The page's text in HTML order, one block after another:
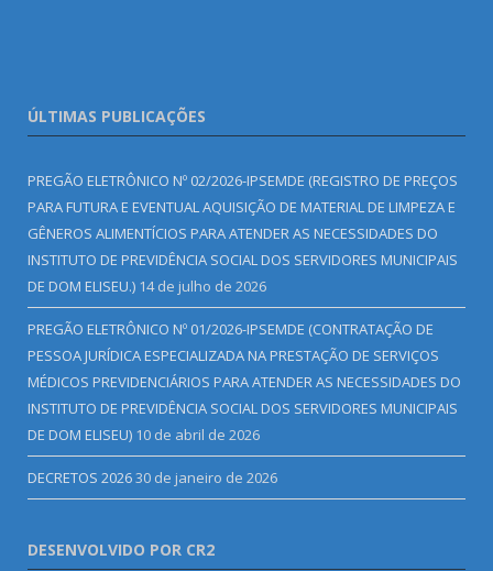
ÚLTIMAS PUBLICAÇÕES
PREGÃO ELETRÔNICO Nº 02/2026-IPSEMDE (REGISTRO DE PREÇOS
PARA FUTURA E EVENTUAL AQUISIÇÃO DE MATERIAL DE LIMPEZA E
GÊNEROS ALIMENTÍCIOS PARA ATENDER AS NECESSIDADES DO
INSTITUTO DE PREVIDÊNCIA SOCIAL DOS SERVIDORES MUNICIPAIS
DE DOM ELISEU.) 14 de julho de 2026
PREGÃO ELETRÔNICO Nº 01/2026-IPSEMDE (CONTRATAÇÃO DE
PESSOA JURÍDICA ESPECIALIZADA NA PRESTAÇÃO DE SERVIÇOS
MÉDICOS PREVIDENCIÁRIOS PARA ATENDER AS NECESSIDADES DO
INSTITUTO DE PREVIDÊNCIA SOCIAL DOS SERVIDORES MUNICIPAIS
DE DOM ELISEU) 10 de abril de 2026
DECRETOS 202630 de janeiro de 2026
DESENVOLVIDO POR CR2